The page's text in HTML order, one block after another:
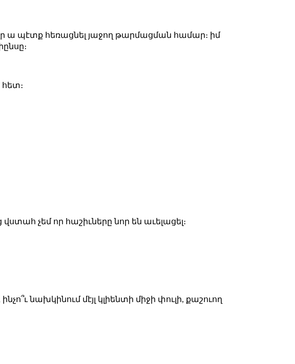
ա պէտք հեռացնել յաջող թարմացման համար։ իմ
չեմ որ հաշիւները նոր են աւելացել։
նախկինում մէյլ կլիենտի միջի փուլի, քաշուող